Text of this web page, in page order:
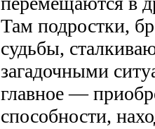
Там подростки,
судьбы,
загадочными
главное —
способности,